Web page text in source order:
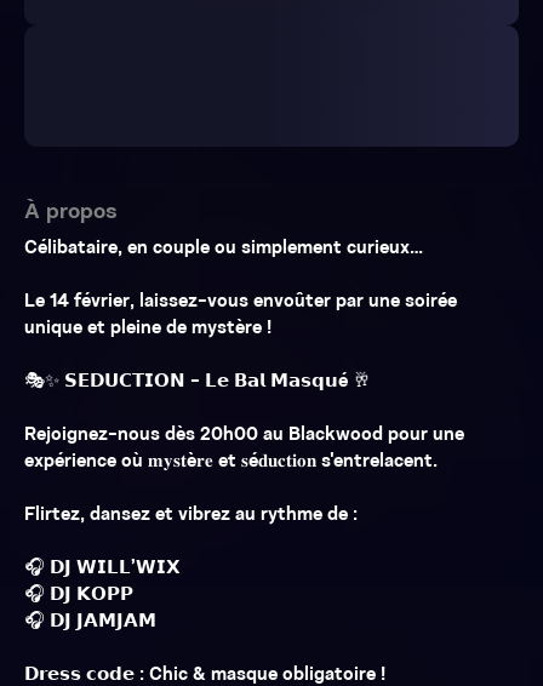
À propos
Célibataire, en couple ou simplement curieux…
Le 14 février, laissez-vous envoûter par une soirée
unique et pleine de mystère !
🎭✨ 𝗦𝗘𝗗𝗨𝗖𝗧𝗜𝗢𝗡 - 𝗟𝗲 𝗕𝗮𝗹 𝗠𝗮𝘀𝗾𝘂é 🥂
Rejoignez-nous dès 20h00 au Blackwood pour une
expérience où 𝐦𝐲𝐬𝐭è𝐫𝐞 et 𝐬é𝐝𝐮𝐜𝐭𝐢𝐨𝐧 s'entrelacent.
Flirtez, dansez et vibrez au rythme de :
🎧 𝗗𝗝 𝗪𝗜𝗟𝗟’𝗪𝗜𝗫
🎧 𝗗𝗝 𝗞𝗢𝗣𝗣
🎧 𝗗𝗝 𝗝𝗔𝗠𝗝𝗔𝗠
𝗗𝗿𝗲𝘀𝘀 𝗰𝗼𝗱𝗲 : Chic & masque obligatoire !